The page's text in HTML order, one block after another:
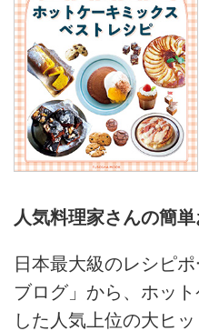
人気料理家さんの簡
日本最大級のレシピ
ブログ」から、ホッ
した人気上位の大ヒ